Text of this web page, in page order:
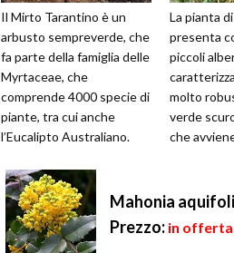
Il Mirto Tarantino è un
arbusto sempreverde, che
fa parte della famiglia delle
Myrtaceae, che
comprende 4000 specie di
piante, tra cui anche
l’Eucalipto Australiano.
diffuso ...
La pianta
presenta
piccoli
molto
verde
che
Mahonia
Prezzo: in offerta